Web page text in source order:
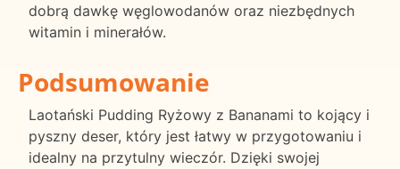
dobrą dawkę węglowodanów oraz niezbędnych
witamin i minerałów.
Podsumowanie
Laotański Pudding Ryżowy z Bananami to kojący i
pyszny deser, który jest łatwy w przygotowaniu i
idealny na przytulny wieczór. Dzięki swojej